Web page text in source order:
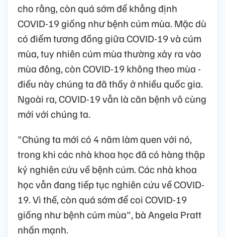
cho rằng, còn quá sớm để khẳng định
COVID-19 giống như bệnh cúm mùa. Mặc dù
có điểm tương đồng giữa COVID-19 và cúm
mùa, tuy nhiên cúm mùa thường xảy ra vào
mùa đông, còn COVID-19 không theo mùa -
điều này chúng ta đã thấy ở nhiều quốc gia.
Ngoài ra, COVID-19 vẫn là căn bệnh vô cùng
mới với chúng ta.
"Chúng ta mới có 4 năm làm quen với nó,
trong khi các nhà khoa học đã có hàng thập
kỷ nghiên cứu về bệnh cúm. Các nhà khoa
học vẫn đang tiếp tục nghiên cứu về COVID-
19. Vì thế, còn quá sớm để coi COVID-19
giống như bệnh cúm mùa", bà Angela Pratt
nhấn mạnh.